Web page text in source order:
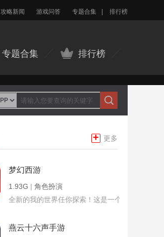
攻略新闻 游戏问答 专题合集 排行榜
专题合集 排行榜
+ 更多
梦幻西游
1.93G | 角色扮演
全新的我的世界任你探索！这是一个小提示字段。
燕云十六声手游